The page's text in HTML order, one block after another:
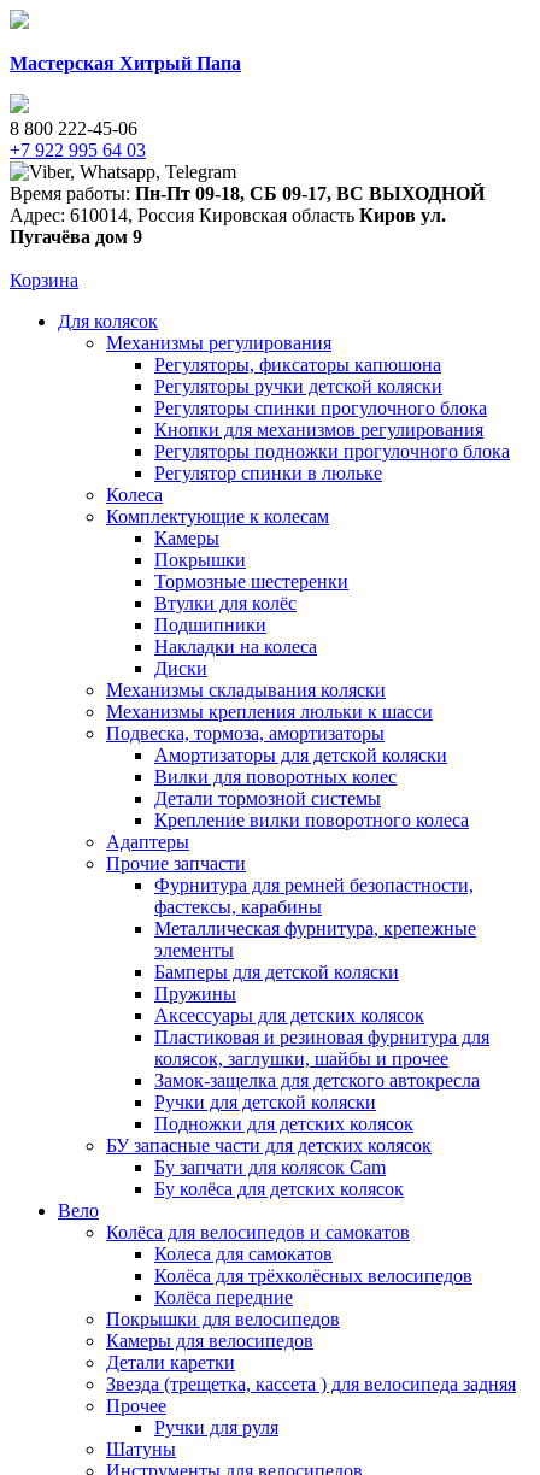
Мастерская Хитрый Папа
8 800 222-45-06
+7 922 995 64 03
Время работы: Пн-Пт 09-18, СБ 09-17, ВС ВЫХОДНОЙ
Адрес: 610014, Россия Кировская область Киров ул.
Пугачёва дом 9
Корзина
Для колясок
Механизмы регулирования
Регуляторы, фиксаторы капюшона
Регуляторы ручки детской коляски
Регуляторы спинки прогулочного блока
Кнопки для механизмов регулирования
Регуляторы подножки прогулочного блока
Регулятор спинки в люльке
Колеса
Комплектующие к колесам
Камеры
Покрышки
Тормозные шестеренки
Втулки для колёс
Подшипники
Накладки на колеса
Диски
Механизмы складывания коляски
Механизмы крепления люльки к шасси
Подвеска, тормоза, амортизаторы
Амортизаторы для детской коляски
Вилки для поворотных колес
Детали тормозной системы
Крепление вилки поворотного колеса
Адаптеры
Прочие запчасти
Фурнитура для ремней безопастности,
фастексы, карабины
Металлическая фурнитура, крепежные
элементы
Бамперы для детской коляски
Пружины
Аксессуары для детских колясок
Пластиковая и резиновая фурнитура для
колясок, заглушки, шайбы и прочее
Замок-защелка для детского автокресла
Ручки для детской коляски
Подножки для детских колясок
БУ запасные части для детских колясок
Бу запчати для колясок Cam
Бу колёса для детских колясок
Вело
Колёса для велосипедов и самокатов
Колеса для самокатов
Колёса для трёхколёсных велосипедов
Колёса передние
Покрышки для велосипедов
Камеры для велосипедов
Детали каретки
Звезда (трещетка, кассета ) для велосипеда задняя
Прочее
Ручки для руля
Шатуны
Инструменты для велосипедов